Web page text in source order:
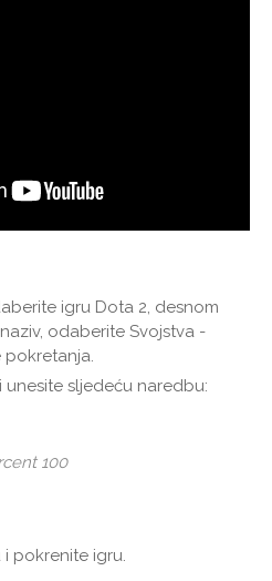
igru ​​Dota 2, desnom
odaberite Svojstva -
pokretanja.
unesite sljedeću naredbu:
100
pokrenite igru.